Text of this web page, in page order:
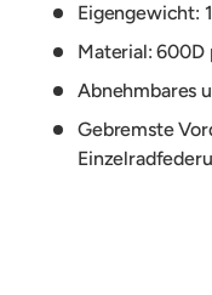
Eigengewicht:
Material:
Abnehmbares
Gebremste